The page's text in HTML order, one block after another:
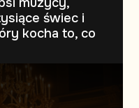
świec i
kocha to, co